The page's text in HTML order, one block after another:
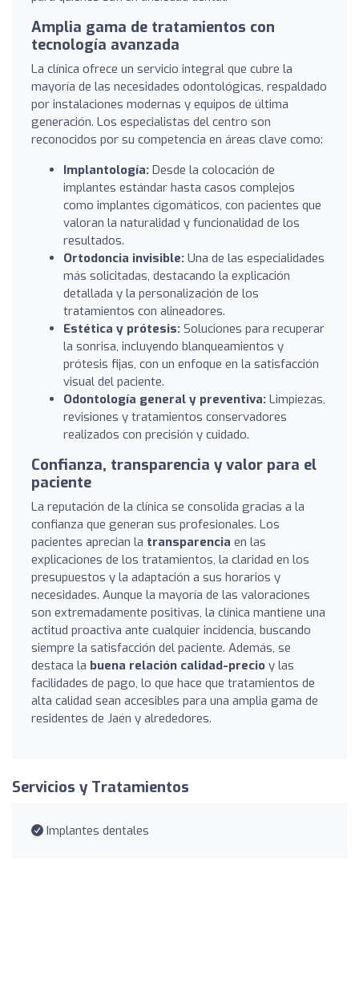
Amplia gama de tratamientos con
tecnología avanzada
La clínica ofrece un servicio integral que cubre la
mayoría de las necesidades odontológicas, respaldado
por instalaciones modernas y equipos de última
generación. Los especialistas del centro son
reconocidos por su competencia en áreas clave como:
Implantología: Desde la colocación de
implantes estándar hasta casos complejos
como implantes cigomáticos, con pacientes que
valoran la naturalidad y funcionalidad de los
resultados.
Ortodoncia invisible: Una de las especialidades
más solicitadas, destacando la explicación
detallada y la personalización de los
tratamientos con alineadores.
Estética y prótesis: Soluciones para recuperar
la sonrisa, incluyendo blanqueamientos y
prótesis fijas, con un enfoque en la satisfacción
visual del paciente.
Odontología general y preventiva: Limpiezas,
revisiones y tratamientos conservadores
realizados con precisión y cuidado.
Confianza, transparencia y valor para el
paciente
La reputación de la clínica se consolida gracias a la
confianza que generan sus profesionales. Los
pacientes aprecian la transparencia en las
explicaciones de los tratamientos, la claridad en los
presupuestos y la adaptación a sus horarios y
necesidades. Aunque la mayoría de las valoraciones
son extremadamente positivas, la clínica mantiene una
actitud proactiva ante cualquier incidencia, buscando
siempre la satisfacción del paciente. Además, se
destaca la buena relación calidad-precio y las
facilidades de pago, lo que hace que tratamientos de
alta calidad sean accesibles para una amplia gama de
residentes de Jaén y alrededores.
Servicios y Tratamientos
Implantes dentales